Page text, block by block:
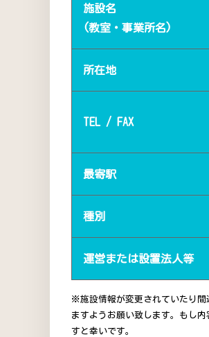
施設名
(教室・事業所名)
所在地
TEL / FAX
最寄駅
種別
運営または設置法人等
※施設情報が変更されていたり間
ますようお願い致します。もし
すと幸いです。